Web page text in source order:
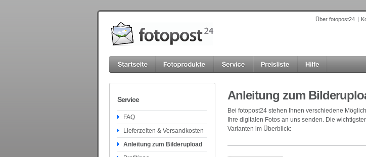
Über fotopost24
Service
FAQ
Lieferzeiten & Versandkosten
Anleitung zum Bilderupload
Anleitung zum
Bei fotopost24 stehen Ihnen verschiedene
Ihre digitalen Fotos an uns senden. Die
Varianten im Überblick: